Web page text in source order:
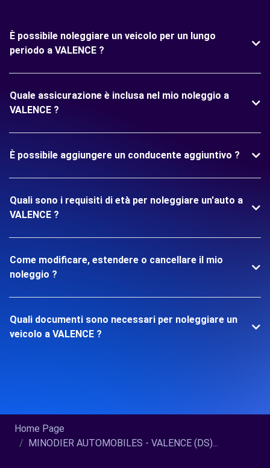
È possibile noleggiare un veicolo per un lungo
periodo a VALENCE ?
Quale assicurazione è inclusa nel mio noleggio a
VALENCE ?
È possibile aggiungere un conducente aggiuntivo ?
Quali sono i requisiti di età per noleggiare un'auto a
VALENCE ?
Come modificare, estendere o cancellare il mio
noleggio ?
Quali documenti sono necessari per noleggiare un
veicolo a VALENCE ?
Home Page
MINODIER AUTOMOBILES - VALENCE (DS)...